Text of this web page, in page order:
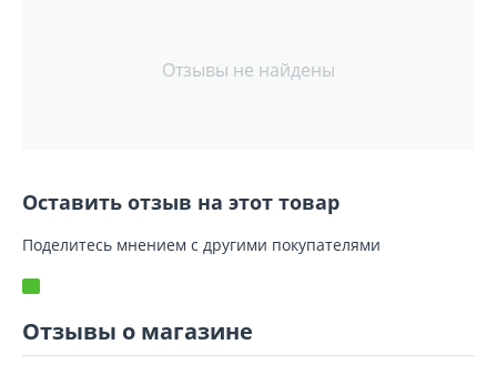
Отзывы не найдены
Оставить отзыв на этот товар
Поделитесь мнением с другими покупателями
Отзывы о магазине